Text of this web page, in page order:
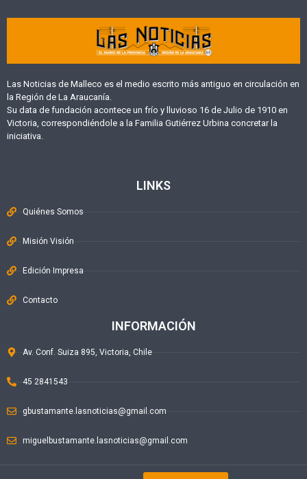
Las Noticias de Malleco es el medio escrito más antiguo en circulación en
la Región de La Araucanía.
Su data de fundación acontece un frío y lluvioso 16 de Julio de 1910 en
Victoria, correspondiéndole a la Familia Gutiérrez Urbina concretar la
iniciativa.
LINKS
Quiénes Somos
Misión Visión
Edición Impresa
Contacto
INFORMACIÓN
Av. Conf. Suiza 895, Victoria, Chile
45 2841543
gbustamante.lasnoticias@gmail.com
miguelbustamante.lasnoticias@gmail.com